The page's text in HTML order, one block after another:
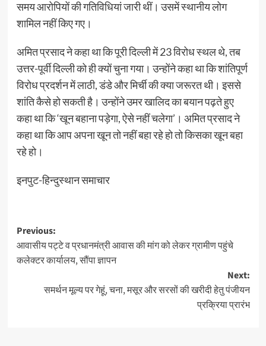
समय आरोपियों की गतिविधियां जारी थीं। उसमें स्थानीय लोग
शामिल नहीं किए गए।
अमित प्रसाद ने कहा था कि पूरी दिल्ली में 23 विरोध स्थल थे, तब
उत्तर-पूर्वी दिल्ली को ही क्यों चुना गया। उन्होंने कहा था कि शांतिपूर्ण
विरोध प्रदर्शन में लाठी, डंडे और मिर्ची की क्या जरूरत थी। इससे
शांति कैसे हो सकती है। उन्होंने उमर खालिद का बयान पढ़ते हुए
कहा था कि ‘खून बहाना पड़ेगा, ऐसे नहीं चलेगा’। अमित प्रसाद ने
कहा था कि आप अपना खून तो नहीं बहा रहे हो तो किसका खून बहा
रहे हो।
इनपुट-हिन्दुस्थान समाचार
Post
navigation
Previous:
आवासीय पट्टे व प्रधानमंत्री आवास की मांग को लेकर ग्रामीण पहुंचे
कलेक्टर कार्यालय, सौंपा ज्ञापन
Next:
समर्थन मूल्य पर गेहूं, चना, मसूर और सरसों की खरीदी हेतु पंजीयन
प्रक्रिया प्रारंभ